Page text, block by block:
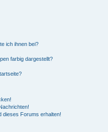
ich ihnen bei?
farbig dargestellt?
dieses Forums erhalten!